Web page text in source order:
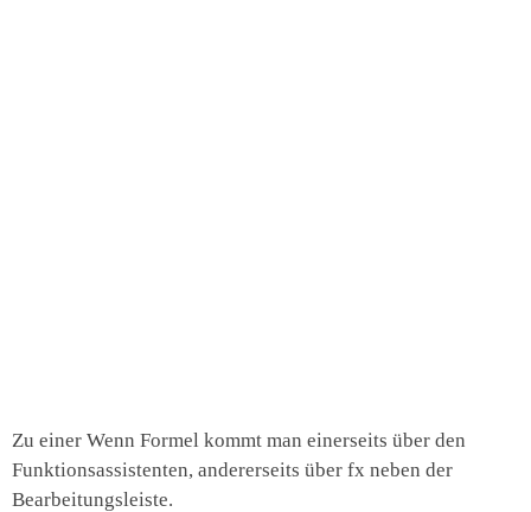
Zu einer Wenn Formel kommt man einerseits über den
Funktionsassistenten, andererseits über fx neben der
Bearbeitungsleiste.